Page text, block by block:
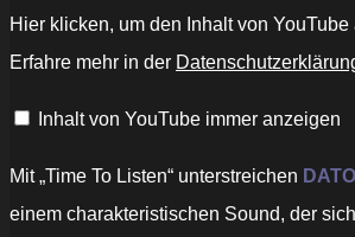
„DIRKSCHNEIDER
&
OLD
Time
(Official
Music
Video)“
von
Hier klicken, um den Inhalt von
Erfahre mehr in der
Inhalt von YouTube immer anzeigen
Mit „Time To Listen“ unterstreichen
einem charakteristischen Sound, der